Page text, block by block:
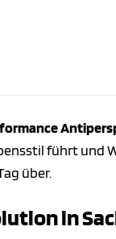
führt und
über.
in